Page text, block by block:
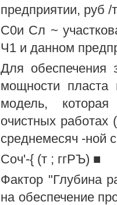
предприятии, руб /
С0и Сл ~
Ч1 и данном
Для обеспечения
мощности пласта
модель, которая
очистных
среднемесяч -ной
Соч'-{ (т ; ггРЪ) ■
Фактор "Глубина
на обеспечение